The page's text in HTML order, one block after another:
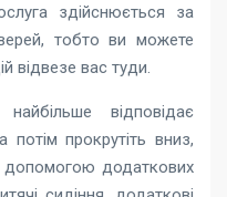
здійснюється за
тобто ви можете
відвезе вас туди.
відповідає
прокрутіть вниз,
допомогою додаткових